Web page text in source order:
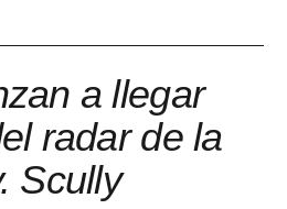
a llegar
radar de la
Scully